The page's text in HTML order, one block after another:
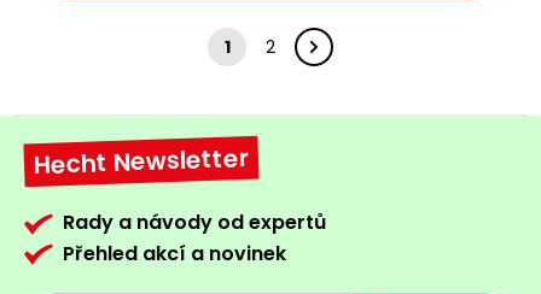
1 2
Hecht Newsletter
Rady a návody od expertů
Přehled akcí a novinek